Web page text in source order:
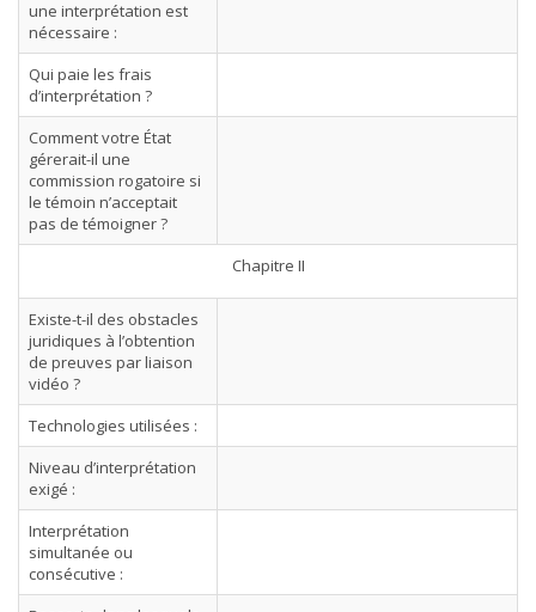
une interprétation est
nécessaire :
Qui paie les frais
d’interprétation ?
Comment votre État
gérerait-il une
commission rogatoire si
le témoin n’acceptait
pas de témoigner ?
Chapitre II
Existe-t-il des obstacles
juridiques à l’obtention
de preuves par liaison
vidéo ?
Technologies utilisées :
Niveau d’interprétation
exigé :
Interprétation
simultanée ou
consécutive :